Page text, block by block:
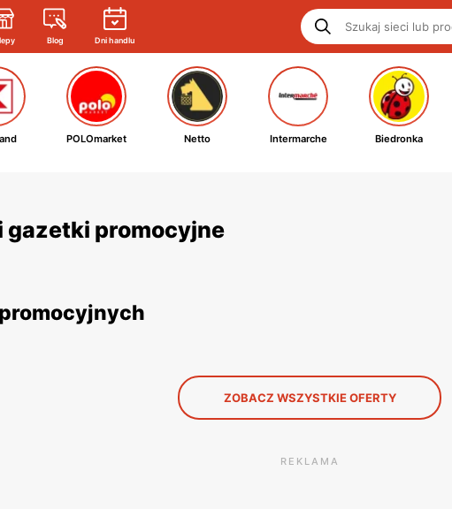
Blog Dni handlu
POLOmarket Netto Intermarche Biedronka
gazetki promocyjne
ZOBACZ WSZYSTKIE OFERTY
REKLAMA